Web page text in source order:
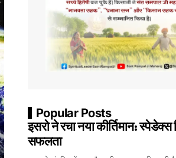
Popular Posts
इसरो ने रचा नया कीर्तिमान:
सफलता